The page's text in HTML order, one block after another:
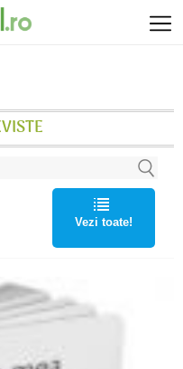
Vezi toate!